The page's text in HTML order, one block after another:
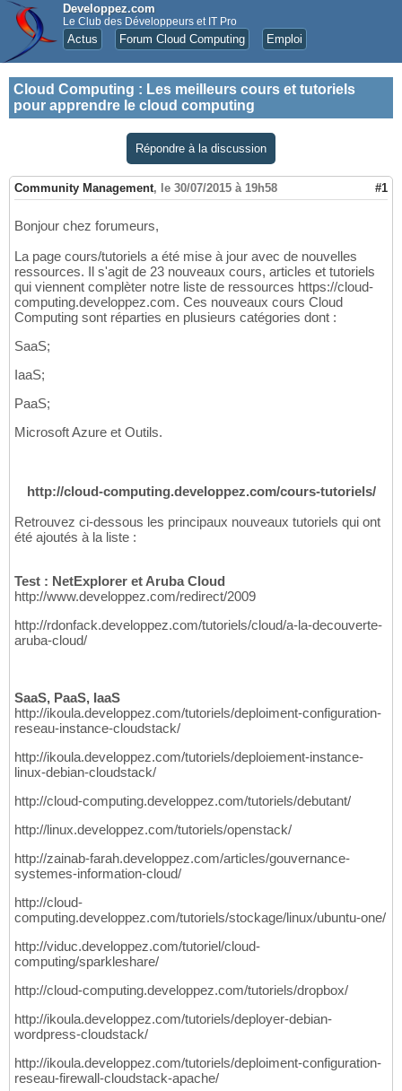
Developpez.com
Le Club des Développeurs et IT Pro
Actus Forum Cloud Computing Emploi
Cloud Computing : Les meilleurs cours et tutoriels
pour apprendre le cloud computing
Répondre à la discussion
Community Management, le 30/07/2015 à 19h58 #1
Bonjour chez forumeurs,
La page cours/tutoriels a été mise à jour avec de nouvelles
ressources. Il s'agit de 23 nouveaux cours, articles et tutoriels
qui viennent complèter notre liste de ressources https://cloud-
computing.developpez.com. Ces nouveaux cours Cloud
Computing sont réparties en plusieurs catégories dont :
SaaS;
IaaS;
PaaS;
Microsoft Azure et Outils.
http://cloud-computing.developpez.com/cours-tutoriels/
Retrouvez ci-dessous les principaux nouveaux tutoriels qui ont
été ajoutés à la liste :
Test : NetExplorer et Aruba Cloud
http://www.developpez.com/redirect/2009
http://rdonfack.developpez.com/tutoriels/cloud/a-la-decouverte-
aruba-cloud/
SaaS, PaaS, IaaS
http://ikoula.developpez.com/tutoriels/deploiment-configuration-
reseau-instance-cloudstack/
http://ikoula.developpez.com/tutoriels/deploiement-instance-
linux-debian-cloudstack/
http://cloud-computing.developpez.com/tutoriels/debutant/
http://linux.developpez.com/tutoriels/openstack/
http://zainab-farah.developpez.com/articles/gouvernance-
systemes-information-cloud/
http://cloud-
computing.developpez.com/tutoriels/stockage/linux/ubuntu-one/
http://viduc.developpez.com/tutoriel/cloud-
computing/sparkleshare/
http://cloud-computing.developpez.com/tutoriels/dropbox/
http://ikoula.developpez.com/tutoriels/deployer-debian-
wordpress-cloudstack/
http://ikoula.developpez.com/tutoriels/deploiment-configuration-
reseau-firewall-cloudstack-apache/